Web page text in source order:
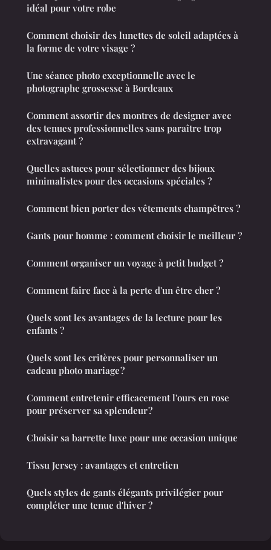
idéal pour votre robe
Comment choisir des lunettes de soleil adaptées à
la forme de votre visage ?
Une séance photo exceptionnelle avec le
photographe grossesse à Bordeaux
Comment assortir des montres de designer avec
des tenues professionnelles sans paraître trop
extravagant ?
Quelles astuces pour sélectionner des bijoux
minimalistes pour des occasions spéciales ?
Comment bien porter des vêtements champêtres ?
Gants pour homme : comment choisir le meilleur ?
Comment organiser un voyage à petit budget ?
Comment faire face à la perte d'un être cher ?
Quels sont les avantages de la lecture pour les
enfants ?
Quels sont les critères pour personnaliser un
cadeau photo mariage ?
Comment entretenir efficacement l'ours en rose
pour préserver sa splendeur ?
Choisir sa barrette luxe pour une occasion unique
Tissu Jersey : avantages et entretien
Quels styles de gants élégants privilégier pour
compléter une tenue d'hiver ?